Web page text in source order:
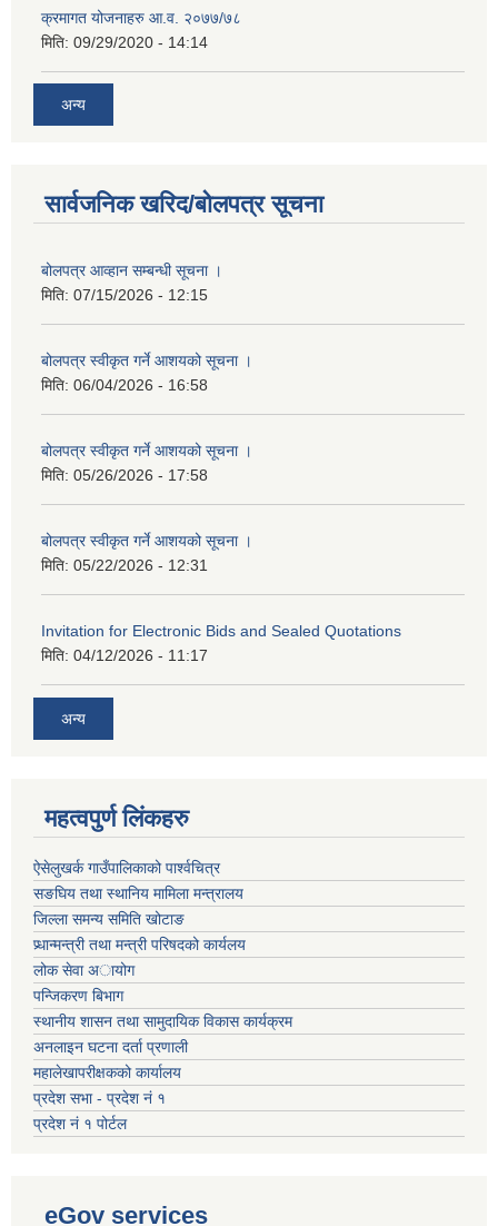
क्रमागत योजनाहरु आ.व. २०७७/७८
मिति: 09/29/2020 - 14:14
अन्य
सार्वजनिक खरिद/बोलपत्र सूचना
बोलपत्र आव्हान सम्बन्धी सूचना ।
मिति: 07/15/2026 - 12:15
बोलपत्र स्वीकृत गर्ने आशयको सूचना ।
मिति: 06/04/2026 - 16:58
बोलपत्र स्वीकृत गर्ने आशयको सूचना ।
मिति: 05/26/2026 - 17:58
बोलपत्र स्वीकृत गर्ने आशयको सूचना ।
मिति: 05/22/2026 - 12:31
Invitation for Electronic Bids and Sealed Quotations
मिति: 04/12/2026 - 11:17
अन्य
महत्वपुर्ण लिंकहरु
ऐसेलुखर्क गाउँपालिकाको पार्श्वचित्र
सङघिय तथा स्थानिय मामिला मन्त्रालय
जिल्ला समन्य समिति खोटाङ
प्र्धान्मन्त्री तथा मन्त्री परिषदको कार्यलय
लोक सेवा अायोग
पन्जिकरण बिभाग
स्थानीय शासन तथा सामुदायिक विकास कार्यक्रम
अनलाइन घटना दर्ता प्रणाली
महालेखापरीक्षकको कार्यालय
प्रदेश सभा - प्रदेश नं १
प्रदेश नं १ पोर्टल
eGov services